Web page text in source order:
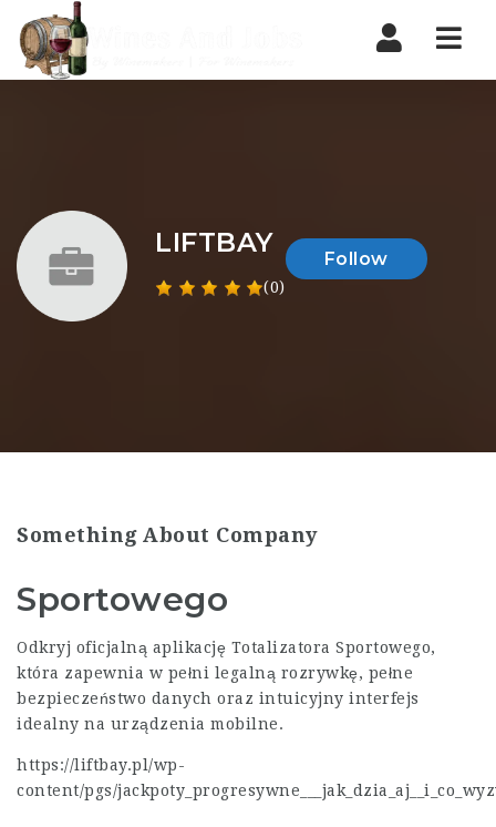
LIFTBAY
(0)
Follow
Something About Company
Sportowego
Odkryj oficjalną aplikację Totalizatora Sportowego,
która zapewnia w pełni legalną rozrywkę, pełne
bezpieczeństwo danych oraz intuicyjny interfejs
idealny na urządzenia mobilne.
https://liftbay.pl/wp-
content/pgs/